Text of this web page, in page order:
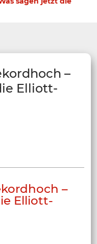
–
Elliott-
–
Elliott-